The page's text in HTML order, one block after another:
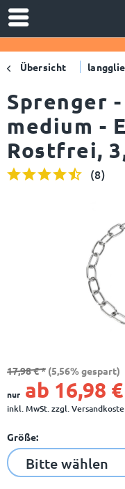
Übersicht
Sprenger
medium -
Rostfrei,
(8)
17,98 € * (5,56% gespart)
nur ab 16,98 €
inkl. MwSt.zzgl.
Größe: